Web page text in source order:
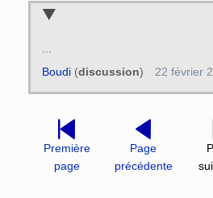
Boudi(discussion) 22 février
Première
page
Page
précédente